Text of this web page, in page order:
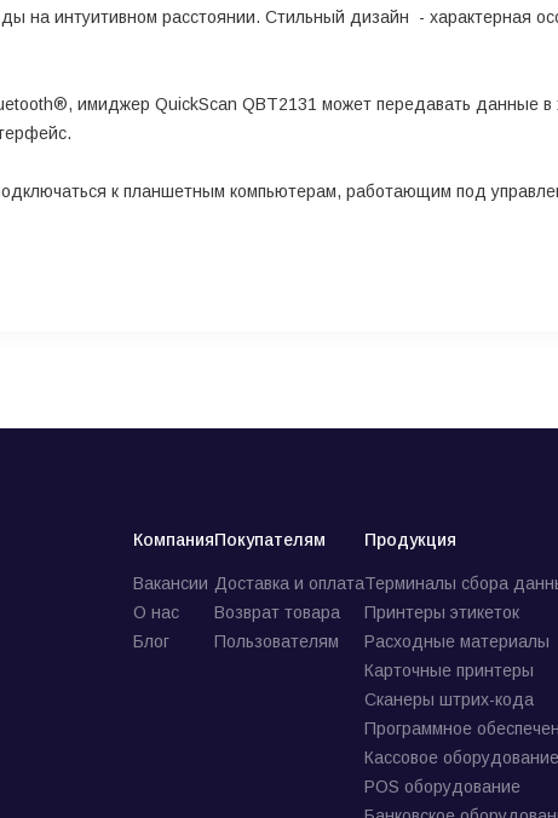
на интуитивном расстоянии. Стильный дизайн - характерная
имиджер QuickScan QBT2131 может передавать данные в
к планшетным компьютерам, работающим под
Компания
Вакансии
О нас
Блог
Покупателям
Доставка и оплата
Возврат товара
Пользователям
Продукция
Терминалы сбора
Принтеры этикеток
Расходные материалы
Карточные принтеры
Сканеры штрих-кода
Программное
Кассовое оборудование
POS оборудование